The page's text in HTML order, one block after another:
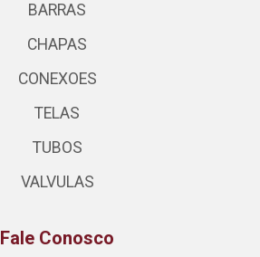
BARRAS
CHAPAS
CONEXOES
TELAS
TUBOS
VALVULAS
Fale Conosco